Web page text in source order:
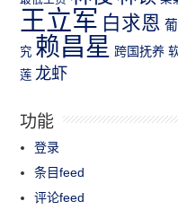
王立军 白求恩
究 赖昌星 跨国抚养
莲 龙虾
功能
登录
条目feed
评论feed